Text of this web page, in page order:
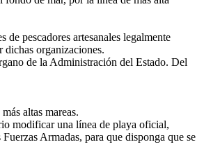
pescadores artesanales legalmente
dichas organizaciones.
de la Administración del Estado. Del
altas mareas.
modificar una línea de playa oficial,
Armadas, para que disponga que se